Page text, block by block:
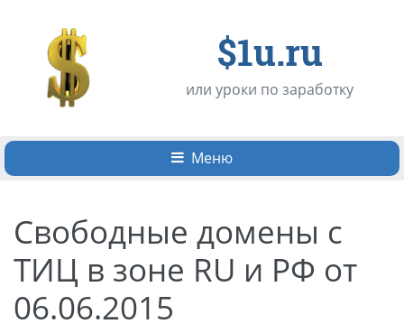
$1u.ru
или уроки по заработку
Меню
Свободные домены с
ТИЦ в зоне RU и РФ от
06.06.2015